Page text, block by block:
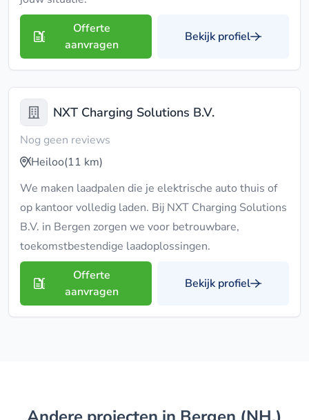
Offerte
aanvragen
Bekijk profiel
NXT Charging Solutions B.V.
Nog geen reviews
Heiloo(11 km)
We maken laadpalen die je elektrische auto thuis of
op kantoor volledig laden. Bij NXT Charging Solutions
B.V. in Bergen zorgen we voor betrouwbare,
toekomstbestendige laadoplossingen.
Offerte
aanvragen
Bekijk profiel